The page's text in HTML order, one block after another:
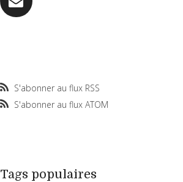
S'abonner au flux RSS
S'abonner au flux ATOM
Tags populaires